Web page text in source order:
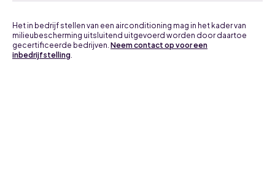
Het in bedrijf stellen van een airconditioning mag in het kader van
milieubescherming uitsluitend uitgevoerd worden door daartoe
gecertificeerde bedrijven. Neem contact op voor een
inbedrijfstelling